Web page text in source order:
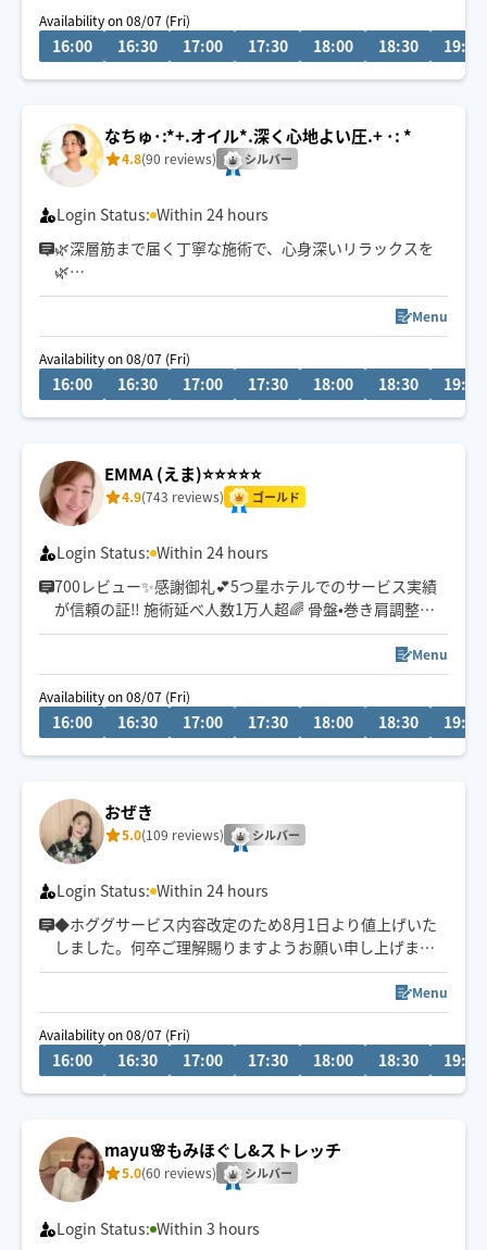
さを提供🤝✨お疲れに効かせたいorゆったり癒しどちらも
ご希望通りに😌✨
Availability on 08/07 (Fri)
16:00 16:30 17:00 17:30 18:00 18:30 19:00
なちゅ･:*+.オイル*.深く心地よい圧.+ ･: *
4.8(90 reviews) シルバー
Login Status: Within 24 hours
🌿深層筋まで届く丁寧な施術で、心身深いリラックスを
🌿
その日のお体の状態に合わせた絶妙な力加減で全身の疲
オイルトリートメントでの全身疲労改善、肩、腰、下半
身マッサージが得意！
ちょっと気分転換・リラックス時間・エネルギー不足な
方、明日の万全な体へチャージしてください☺️
Menu
Availability on 08/07 (Fri)
16:00 16:30 17:00 17:30 18:00 18:30 19:00
EMMA (えま)⭐️⭐️⭐️⭐️⭐️
4.9(743 reviews) ゴールド
Login Status: Within 24 hours
700レビュー✨感謝御礼💕5つ星ホテルでのサービス実績
が信頼の証‼️ 施術延べ人数1万人超🌈 骨盤•巻き肩調整な
どバランスを整えるケアが得意です✨
小顔フェイシャルもおすすめ💕(チャットで事前にお知ら
せください)
HOGUGU公式YouTubeチャンネルで紹介されています♪
Menu
Availability on 08/07 (Fri)
16:00 16:30 17:00 17:30 18:00 18:30 19:00
おぜき
5.0(109 reviews) シルバー
Login Status: Within 24 hours
◆ホググサービス内容改定のため8月1日より値上げいた
しました。何卒ご理解賜りますようお願い申し上げま
す。
【渋谷区発】元5つ星ホテルスパセラピスト☆手大きめ、
暖かいと好評🤚じんわりゆったりケア💆‍♀️💆‍♂️☀️💤
Menu
Availability on 08/07 (Fri)
16:00 16:30 17:00 17:30 18:00 18:30 19:00
mayu🌸もみほぐし&ストレッチ
5.0(60 reviews) シルバー
Login Status: Within 3 hours